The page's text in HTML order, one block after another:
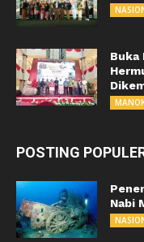
Buka
POSTING
Nabi